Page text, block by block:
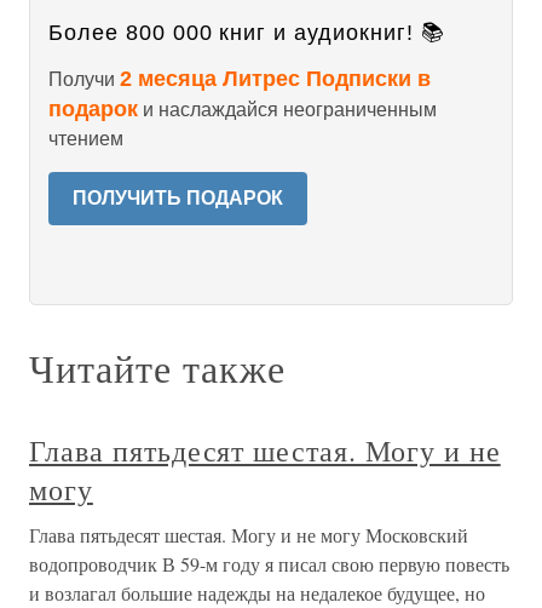
Более 800 000 книг и аудиокниг! 📚
Получи 2 месяца Литрес Подписки в
подарок и наслаждайся неограниченным
чтением
ПОЛУЧИТЬ ПОДАРОК
Читайте также
Глава пятьдесят шестая. Могу и не
могу
Глава пятьдесят шестая. Могу и не могу Московский
водопроводчик В 59-м году я писал свою первую повесть
и возлагал большие надежды на недалекое будущее, но